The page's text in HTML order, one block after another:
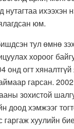
нутагтаа ихээхэн
юм.
тул өмнө
хороог
онд огт
гарсан.
зохистой
доод хэмжээг
хуулийн